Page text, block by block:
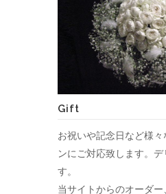
Gift
お祝いや記念日など様
ンにご対応致します。
す。
当サイトからのオーダー